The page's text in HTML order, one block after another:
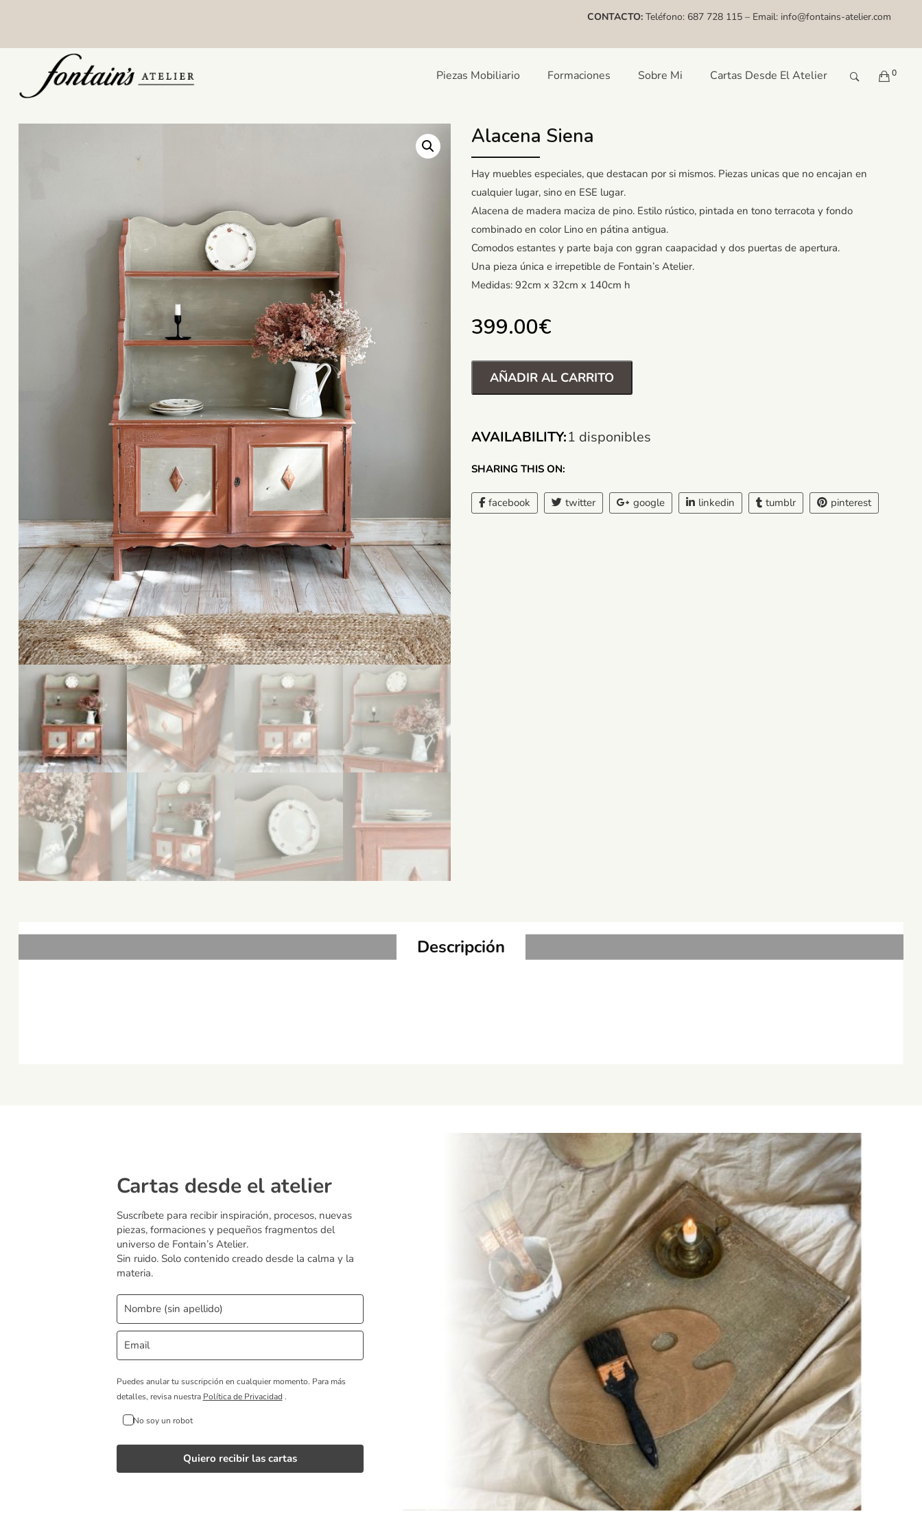
CONTACTO: Teléfono: 687 728 115 – Email: info@fontains-atelier.com
Piezas Mobiliario Formaciones Sobre Mi Cartas Desde El Atelier 0
Alacena Siena
Hay muebles especiales, que destacan por si mismos. Piezas unicas que no encajan en
cualquier lugar, sino en ESE lugar.
Alacena de madera maciza de pino. Estilo rústico, pintada en tono terracota y fondo
combinado en color Lino en pátina antigua.
Comodos estantes y parte baja con ggran caapacidad y dos puertas de apertura.
Una pieza única e irrepetible de Fontain’s Atelier.
Medidas: 92cm x 32cm x 140cm h
399.00€
AÑADIR AL CARRITO
AVAILABILITY:1 disponibles
SHARING THIS ON:
facebook twitter google linkedin tumblr pinterest
Descripción
Cartas desde el atelier
Suscríbete para recibir inspiración, procesos, nuevas
piezas, formaciones y pequeños fragmentos del
universo de Fontain’s Atelier.
Sin ruido. Solo contenido creado desde la calma y la
materia.
Puedes anular tu suscripción en cualquier momento. Para más
detalles, revisa nuestra Política de Privacidad .
No soy un robot
Quiero recibir las cartas